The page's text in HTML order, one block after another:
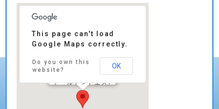
麻生こどもクリニック
〒: 182-0026
東京都調布市小島町１丁目５?６
アールアンドエスビル 3F
This page can't load
Google Maps correctly.
Do you own this
website?
OK